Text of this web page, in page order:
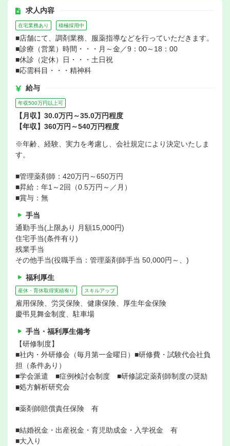
求人内容
在宅業務あり 積極採用中
■店舗にて、調剤業務、服薬指導などを行っていただきます。
■診療（営業）時間・・・月～金／9：00～18：00
■休診（定休）日・・・土日祝
■応需科目・・・精神科
給与
年収500万円以上可
【月収】30.0万円～35.0万円程度
【年収】360万円～540万円程度
※年齢、経験、実力を考慮し、会社規定により決定いたしま
す。
■管理薬剤師：420万円～650万円
■昇給：年1～2回（0.5万円～／月）
■賞与：無
手当
通勤手当(上限あり 月額15,000円)
住宅手当(条件有り)
残業手当
その他手当(役職手当：管理薬剤師手当 50,000円～、)
福利厚生
産休・育休取得実績有り スキルアップ
雇用保険、労災保険、健康保険、厚生年金保険
慶弔見舞金制度、駐車場
手当・福利厚生備考
【研修制度】
■社内・外研修会（毎月第一金曜日）■研修費・試験代会社負
担（条件あり）
■学会派遣 ■症例検討会制度 ■研修認定薬剤師制度の奨励
■処方解析研究会
■薬剤師賠償責任保険 有
■結婚祝金・出産祝金・育児助成金・入学祝金 有
■大入り